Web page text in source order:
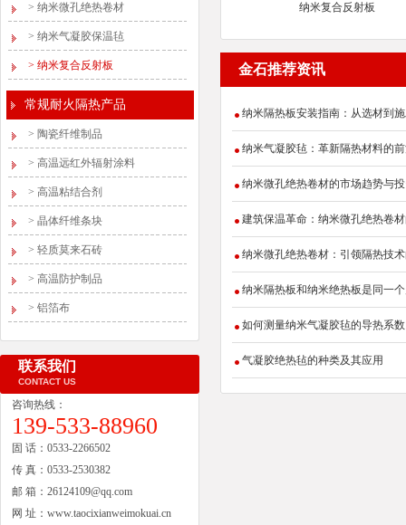
> 纳米微孔绝热卷材
> 纳米气凝胶保温毡
> 纳米复合反射板
常规耐火隔热产品
> 陶瓷纤维制品
> 高温远红外辐射涂料
> 高温粘结合剂
> 晶体纤维条块
> 轻质莫来石砖
> 高温防护制品
> 铝箔布
联系我们
CONTACT US
咨询热线：
139-533-88960
固 话： 0533-2266502
传 真： 0533-2530382
邮 箱： 26124109@qq.com
网 址： www.taocixianweimokuai.cn
纳米复合反射板
金石推荐资讯
纳米隔热板安装指南：从选材到
纳米气凝胶毡：革新隔热材料的
纳米微孔绝热卷材的市场趋势与
建筑保温革命：纳米微孔绝热卷
纳米微孔绝热卷材：引领隔热技
纳米隔热板和纳米绝热板是同一
如何测量纳米气凝胶毡的导热系数
气凝胶绝热毡的种类及其应用